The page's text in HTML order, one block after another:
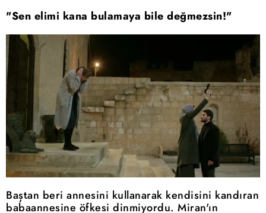
"Sen elimi kana bulamaya bile değmezsin!"
Baştan beri annesini kullanarak kendisini kandıran
babaannesine öfkesi dinmiyordu. Miran'ın